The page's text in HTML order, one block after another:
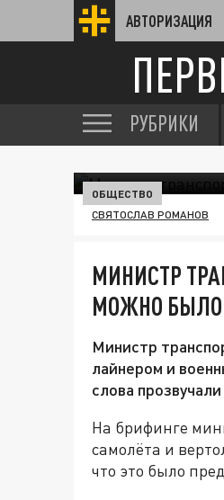
АВТОРИЗАЦИЯ
РУБРИКИ
ОБЩЕСТВО
СВЯТОСЛАВ РОМАНОВ
МИНИСТР
МОЖНО БЫЛО
Министр
лайнером и
слова
На брифинге
самолёта и
что это было